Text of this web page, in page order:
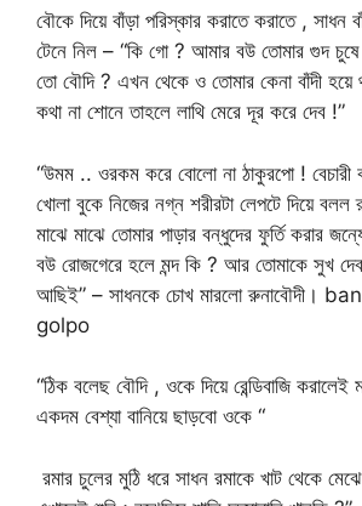
বৌকে দিয়ে বাঁড়া পরিস্কার করাতে করাতে , সাধন
টেনে নিল – “কি গো ? আমার বউ তোমার গুদ চুষে
তো বৌদি ? এখন থেকে ও তোমার কেনা বাঁদী হয়ে
কথা না শোনে তাহলে লাথি মেরে দূর করে দেব !”
“উমম .. ওরকম করে বোলো না ঠাকুরপো ! বেচারী
খোলা বুকে নিজের নগ্ন শরীরটা লেপটে দিয়ে
মাঝে মাঝে তোমার পাড়ার বন্ধুদের ফুর্তি করার
বউ রোজগেরে হলে মন্দ কি ? আর তোমাকে সুখ
আছিই” – সাধনকে চোখ মারলো রুনাবৌদী।
golpo
“ঠিক বলেছ বৌদি , ওকে দিয়ে রেন্ডিবাজি করালেই
একদম বেশ্যা বানিয়ে ছাড়বো ওকে “
রমার চুলের মুঠি ধরে সাধন রমাকে খাট থেকে